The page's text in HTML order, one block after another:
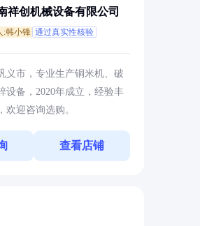
祥创机械设备有限公司
:韩小锋 通过真实性核验
义市，专业生产铜米机、破
设备，2020年成立，经验丰
欢迎咨询选购。
查看店铺